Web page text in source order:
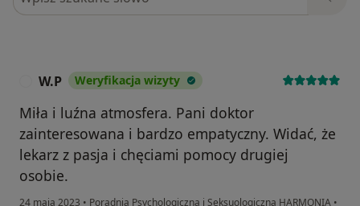
W.P Weryfikacja wizyty
Miła i luźna atmosfera. Pani doktor
zainteresowana i bardzo empatyczny. Widać, że
lekarz z pasja i chęciami pomocy drugiej
osobie.
24 maja 2023 • Poradnia Psychologiczna i Seksuologiczna HARMONIA •